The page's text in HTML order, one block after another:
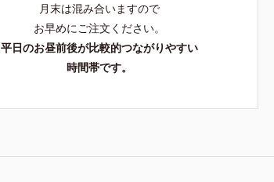
月末は混み合いますので
お早めにご注文ください。
平日のお昼前後が比較的つながりやすい
時間帯です。